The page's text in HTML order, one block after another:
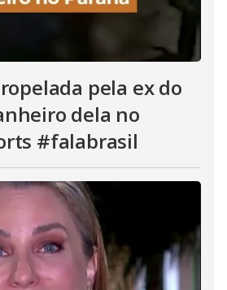
pela ex do
dela no
#falabrasil